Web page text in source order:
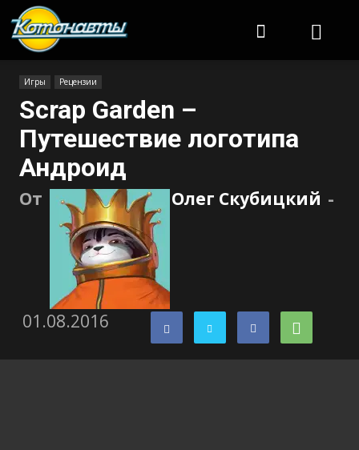
Игры Рецензии
Scrap Garden –
Путешествие логотипа
Андроид
От Олег Скубицкий -
01.08.2016